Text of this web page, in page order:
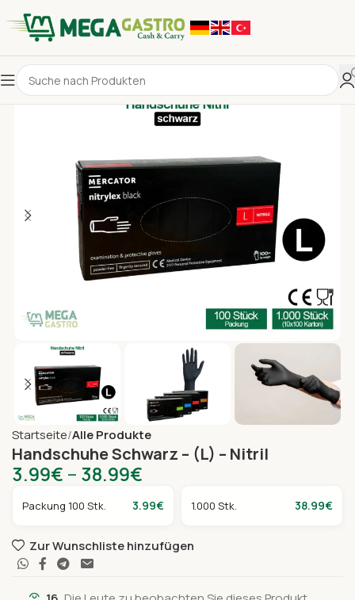
Startseite Alle Produkte
Handschuhe Schwarz – (L) – Nitril
3.99€ – 38.99€
Packung 100 Stk. 3.99€ 1.000 Stk. 38.99€
Zur Wunschliste hinzufügen